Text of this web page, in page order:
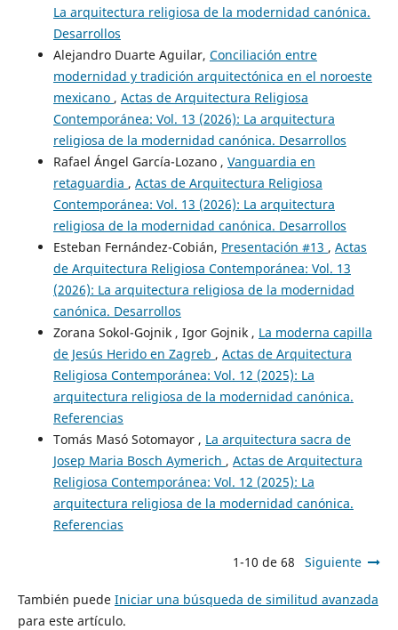
La arquitectura religiosa de la modernidad canónica.
Desarrollos
Alejandro Duarte Aguilar, Conciliación entre
modernidad y tradición arquitectónica en el noroeste
mexicano , Actas de Arquitectura Religiosa
Contemporánea: Vol. 13 (2026): La arquitectura
religiosa de la modernidad canónica. Desarrollos
Rafael Ángel García-Lozano , Vanguardia en
retaguardia , Actas de Arquitectura Religiosa
Contemporánea: Vol. 13 (2026): La arquitectura
religiosa de la modernidad canónica. Desarrollos
Esteban Fernández-Cobián, Presentación #13 , Actas
de Arquitectura Religiosa Contemporánea: Vol. 13
(2026): La arquitectura religiosa de la modernidad
canónica. Desarrollos
Zorana Sokol-Gojnik , Igor Gojnik , La moderna capilla
de Jesús Herido en Zagreb , Actas de Arquitectura
Religiosa Contemporánea: Vol. 12 (2025): La
arquitectura religiosa de la modernidad canónica.
Referencias
Tomás Masó Sotomayor , La arquitectura sacra de
Josep Maria Bosch Aymerich , Actas de Arquitectura
Religiosa Contemporánea: Vol. 12 (2025): La
arquitectura religiosa de la modernidad canónica.
Referencias
1-10 de 68 Siguiente
También puede Iniciar una búsqueda de similitud avanzada
para este artículo.